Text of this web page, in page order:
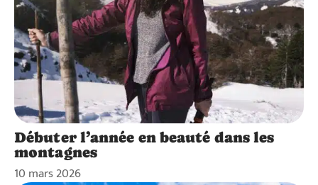
Débuter l’année en beauté dans les
montagnes
10 mars 2026